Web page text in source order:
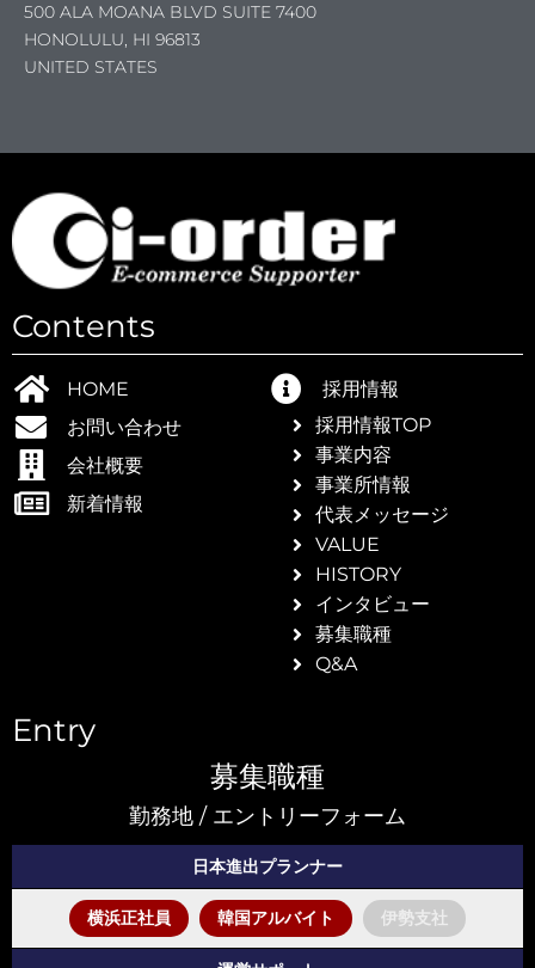
を日本
輝か
500 ALA MOANA BLVD SUITE 7400
HONOLULU, HI 96813
UNITED STATES
Contents
HOME
お問い合わせ
会社概要
新着情報
採用情報
採用情報TOP
事業内容
事業所情報
代表メッセージ
VALUE
HISTORY
インタビュー
募集職種
Q&A
Entry
募集職種
勤務地 / エントリーフォーム
日本進出プランナー
横浜正社員 韓国アルバイト 伊勢支社